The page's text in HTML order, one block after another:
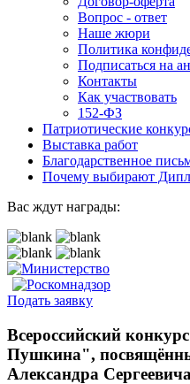
Вопрос - ответ
Наше жюри
Политика
Подписаться на
Контакты
Как участвовать
152-ФЗ
Патриотические
Выставка работ
Благодарственное
Почему выбирают
Вас ждут награды:
Подать заявку
Всероссийский
Пушкина",
Александра